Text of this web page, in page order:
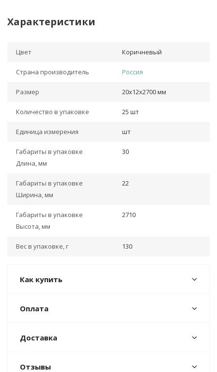
Характеристики
Цвет Коричневый
Страна производитель Россия
Размер 20х12х2700 мм
Количество в упаковке 25 шт
Единица измерения шт
Габариты в упаковке
Длина, мм
30
Габариты в упаковке
Ширина, мм
22
Габариты в упаковке
Высота, мм
2710
Вес в упаковке, г 130
Как купить
Оплата
Доставка
Отзывы